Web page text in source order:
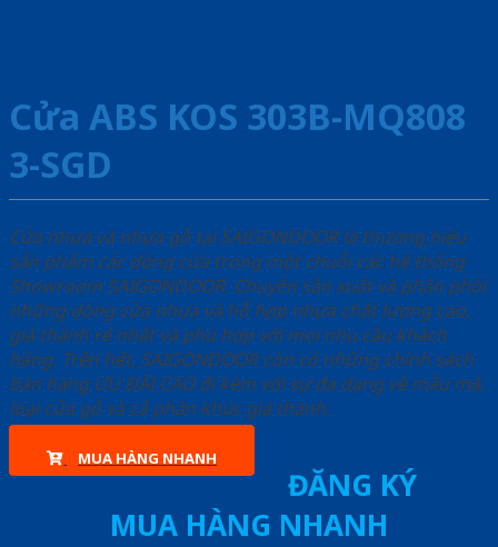
Cửa ABS KOS 303B-MQ808
3-SGD
Cửa nhựa và nhựa gỗ tại SAIGONDOOR là thương hiệu
sản phẩm các dòng cửa trong một chuỗi các hệ thống
Showroom SAIGONDOOR. Chuyên sản xuất và phân phối
những dòng cửa nhựa và hỗ hợp nhựa chất lượng cao,
giá thành rẻ nhất và phù hợp với mọi nhu cầu khách
hàng. Trên hết, SAIGONDOOR còn có những chính sách
bán hàng ƯU ĐÃI CAO đi kèm với sự đa dạng về mẫu mã,
loại cửa gỗ và cả phân khúc giá thành.
MUA HÀNG NHANH
ĐĂNG KÝ
MUA HÀNG NHANH